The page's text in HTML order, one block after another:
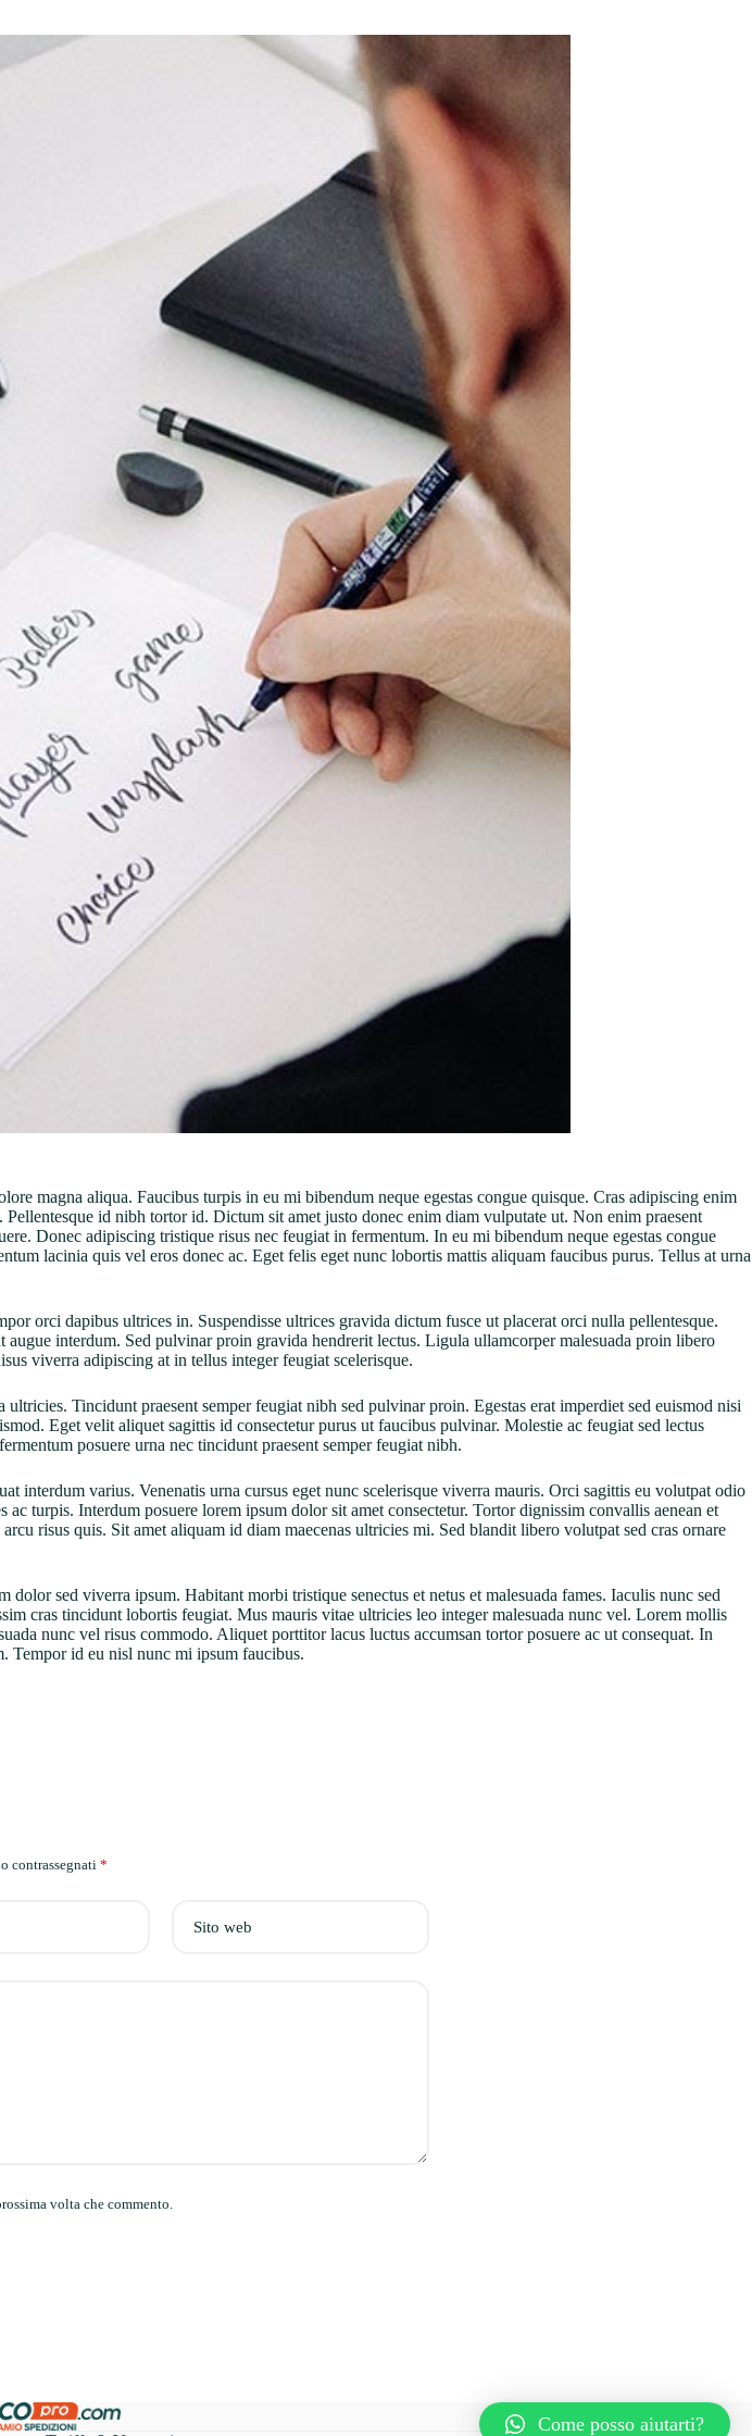
magna aliqua. Faucibus turpis in eu mi bibendum neque egestas congue quisque. Cras adipiscing enim
id nibh tortor id. Dictum sit amet justo donec enim diam vulputate ut. Non enim praesent
Donec adipiscing tristique risus nec feugiat in fermentum. In eu mi bibendum neque egestas congue
lacinia quis vel eros donec ac. Eget felis eget nunc lobortis mattis aliquam faucibus purus. Tellus at urna
orci dapibus ultrices in. Suspendisse ultrices gravida dictum fusce ut placerat orci nulla pellentesque.
interdum. Sed pulvinar proin gravida hendrerit lectus. Ligula ullamcorper malesuada proin libero
viverra adipiscing at in tellus integer feugiat scelerisque.
Tincidunt praesent semper feugiat nibh sed pulvinar proin. Egestas erat imperdiet sed euismod nisi
Eget velit aliquet sagittis id consectetur purus ut faucibus pulvinar. Molestie ac feugiat sed lectus
posuere urna nec tincidunt praesent semper feugiat nibh.
interdum varius. Venenatis urna cursus eget nunc scelerisque viverra mauris. Orci sagittis eu volutpat odio
turpis. Interdum posuere lorem ipsum dolor sit amet consectetur. Tortor dignissim convallis aenean et
risus quis. Sit amet aliquam id diam maecenas ultricies mi. Sed blandit libero volutpat sed cras ornare
sed viverra ipsum. Habitant morbi tristique senectus et netus et malesuada fames. Iaculis nunc sed
cras tincidunt lobortis feugiat. Mus mauris vitae ultricies leo integer malesuada nunc vel. Lorem mollis
nunc vel risus commodo. Aliquet porttitor lacus luctus accumsan tortor posuere ac ut consequat. In
Tempor id eu nisl nunc mi ipsum faucibus.
contrassegnati *
Sito web
volta che commento.
Come posso aiutarti?